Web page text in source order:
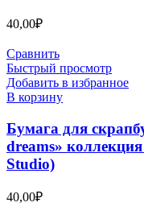
40,00₽
Сравнить
Быстрый просмотр
Добавить в избранное
В корзину
Бумага для
dreams»
Studio)
40,00₽